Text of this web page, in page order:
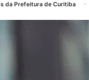
da Prefeitura de Curitiba